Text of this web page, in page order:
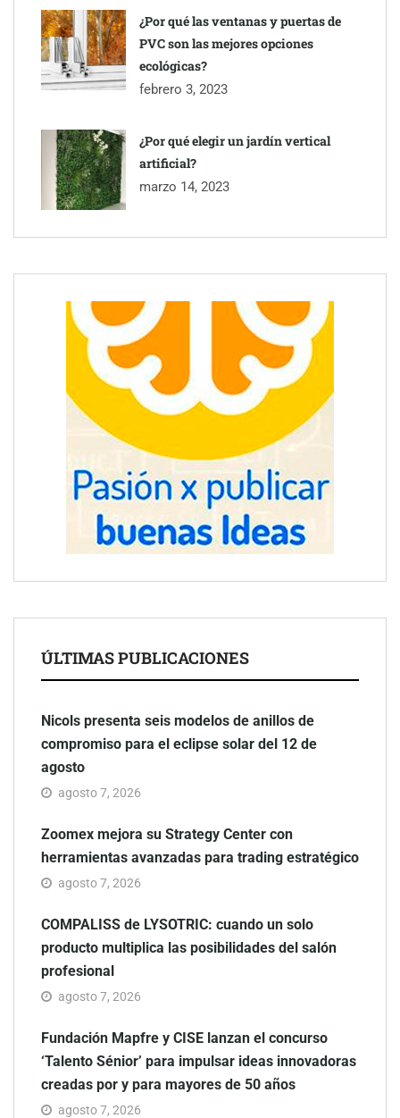
¿Por qué las ventanas y puertas de
PVC son las mejores opciones
ecológicas?
febrero 3, 2023
¿Por qué elegir un jardín vertical
artificial?
marzo 14, 2023
ÚLTIMAS PUBLICACIONES
Nicols presenta seis modelos de anillos de
compromiso para el eclipse solar del 12 de
agosto
agosto 7, 2026
Zoomex mejora su Strategy Center con
herramientas avanzadas para trading estratégico
agosto 7, 2026
COMPALISS de LYSOTRIC: cuando un solo
producto multiplica las posibilidades del salón
profesional
agosto 7, 2026
Fundación Mapfre y CISE lanzan el concurso
‘Talento Sénior’ para impulsar ideas innovadoras
creadas por y para mayores de 50 años
agosto 7, 2026